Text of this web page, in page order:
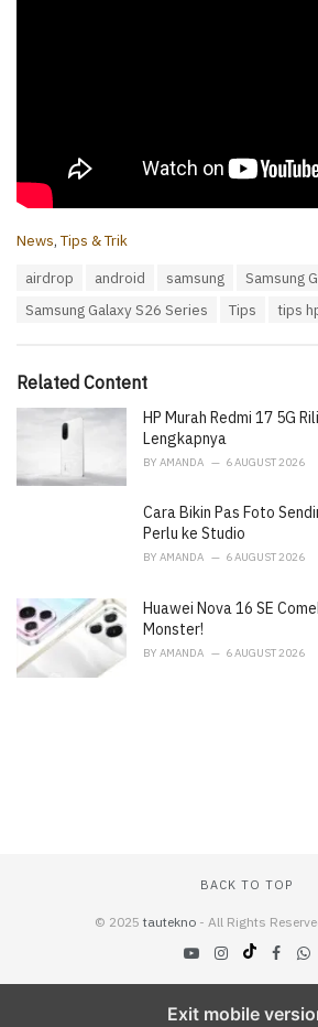
C
i
News,Tips & Trik
airdrop android samsung
Samsung
Samsung Galaxy S26 Series
Tips tips
Related Content
HP Murah Redmi 17 5G
Lengkapnya
BY AMANDA 6 AUGUST 2026
Cara Bikin Pas Foto
Perlu ke Studio
BY AMANDA 6 AUGUST 2026
Huawei Nova 16 SE
Monster!
BY AMANDA 6 AUGUST 2026
BACK TO TOP
© 2025 tautekno - All Rights
Exit mobile